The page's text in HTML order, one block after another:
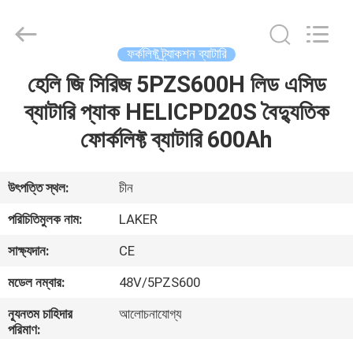
বাড়ি
আমাদের
সম্পর্কে
কারখানা
ভ্রমণ
CO.,LIMITED.
ফর্কলিফ্ট ট্র্যাকশন ব্যাটারি
হেলি জি সিরিজ 5PZS600H লিড এসিড
ব্যাটারি প্যাক HELICPD20S বৈদ্যুতিক
ফোর্কলিফ্ট ব্যাটারি 600Ah
উৎপত্তি স্থল:
চীন
পরিচিতিমুলক নাম:
LAKER
সাক্ষ্যদান:
CE
মডেল নম্বার:
48V/5PZS600
ন্যূনতম চাহিদার
পরিমাণ:
আলোচনাযোগ্য